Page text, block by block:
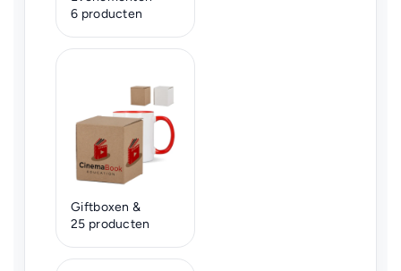
6 producten
Giftboxen &
25 producten